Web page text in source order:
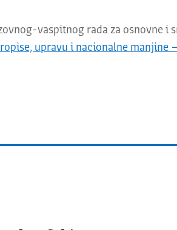
vaspitnog rada za osnovne
upravu i nacionalne manjine